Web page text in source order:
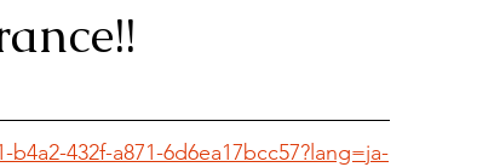
432f-a871-6d6ea17bcc57?lang=ja-